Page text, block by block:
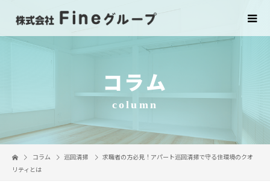
コラム
column
コラム 巡回清掃
求職者の方必見！アパート巡回清掃で守る住環境のクオ
リティとは